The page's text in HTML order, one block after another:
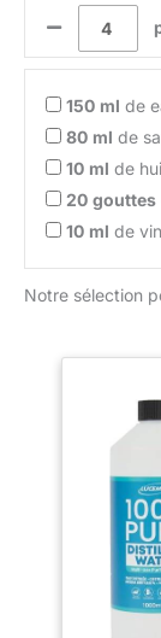
150 ml de
80 ml de
10 ml de
20 gouttes
10 ml de
Notre sélection